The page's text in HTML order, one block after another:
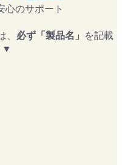
心のサポート
必ず「製品名」 を記載
▼